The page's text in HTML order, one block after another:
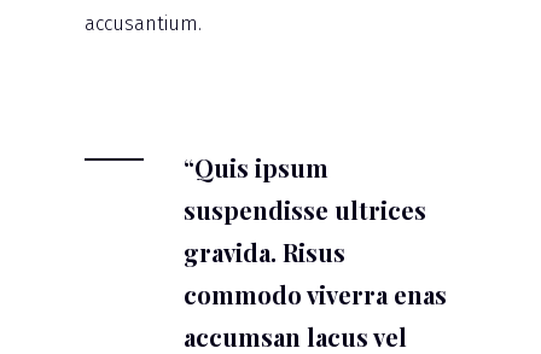
accusantium.
“Quis ipsum
suspendisse ultrices
gravida. Risus
commodo viverra enas
accumsan lacus vel